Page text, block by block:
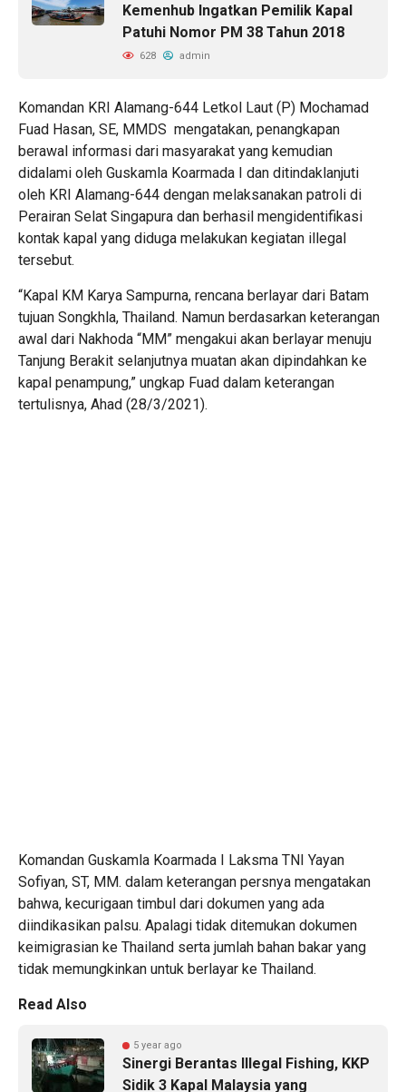
Kemenhub Ingatkan Pemilik Kapal
Patuhi Nomor PM 38 Tahun 2018
628 admin
Komandan KRI Alamang-644 Letkol Laut (P) Mochamad
Fuad Hasan, SE, MMDS mengatakan, penangkapan
berawal informasi dari masyarakat yang kemudian
didalami oleh Guskamla Koarmada I dan ditindaklanjuti
oleh KRI Alamang-644 dengan melaksanakan patroli di
Perairan Selat Singapura dan berhasil mengidentifikasi
kontak kapal yang diduga melakukan kegiatan illegal
tersebut.
“Kapal KM Karya Sampurna, rencana berlayar dari Batam
tujuan Songkhla, Thailand. Namun berdasarkan keterangan
awal dari Nakhoda “MM” mengakui akan berlayar menuju
Tanjung Berakit selanjutnya muatan akan dipindahkan ke
kapal penampung,” ungkap Fuad dalam keterangan
tertulisnya, Ahad (28/3/2021).
Komandan Guskamla Koarmada I Laksma TNI Yayan
Sofiyan, ST, MM. dalam keterangan persnya mengatakan
bahwa, kecurigaan timbul dari dokumen yang ada
diindikasikan palsu. Apalagi tidak ditemukan dokumen
keimigrasian ke Thailand serta jumlah bahan bakar yang
tidak memungkinkan untuk berlayar ke Thailand.
Read Also
5 year ago
Sinergi Berantas Illegal Fishing, KKP
Sidik 3 Kapal Malaysia yang